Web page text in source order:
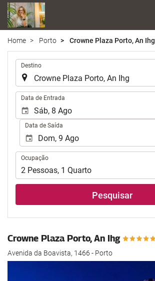
Home Porto Crowne Plaza Porto, An Ihg
Destino
Data de Entrada
Data de Saída
Ocupação
Ocupação
2 Pessoas, 1 Quarto
Pesquisar
Crowne Plaza Porto, An Ihg
Avenida da Boavista, 1466 - Porto